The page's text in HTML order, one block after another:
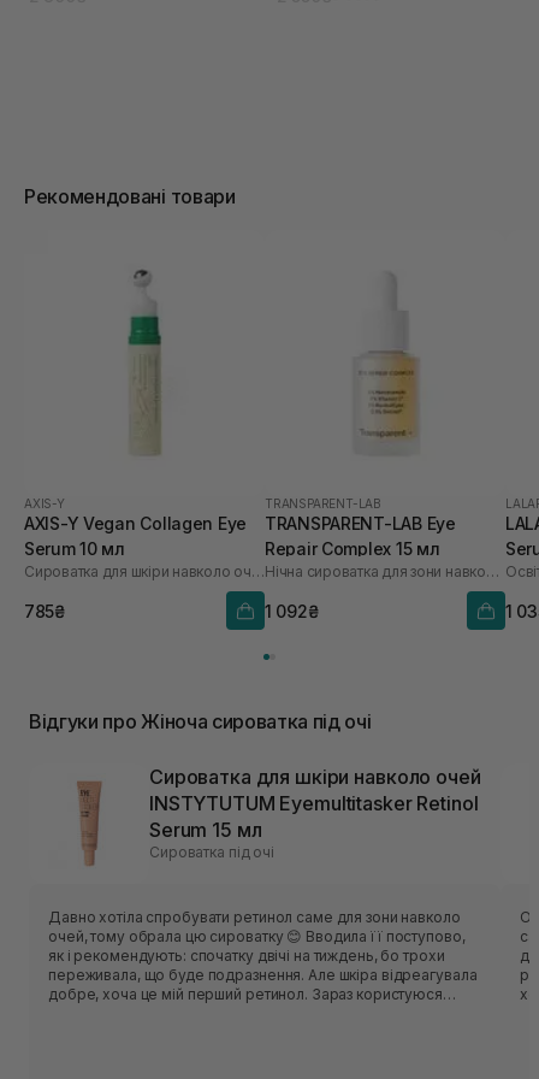
Рекомендовані товари
AXIS-Y
AXIS-Y Vegan Collagen Eye
Serum 10 мл
Сироватка для шкіри навколо очей з колагеном
785₴
TRANSPARENT-LAB
TRANSPARENT-LAB Eye
Repair Complex 15 мл
Нічна сироватка для зони навколо очей
1 092₴ 1
Відгуки про Жіноча сироватка під очі
Сироватка для шкіри навколо очей
INSTYTUTUM Eyemultitasker Retinol
Serum 15 мл
Сироватка під очі
Давно хотіла спробувати ретинол саме для зони навколо
очей, тому обрала цю сироватку 😊 Вводила її поступово,
як і рекомендують: спочатку двічі на тиждень, бо трохи
переживала, що буде подразнення. Але шкіра відреагувала
добре, хоча це мій перший ретинол. Зараз користуюся